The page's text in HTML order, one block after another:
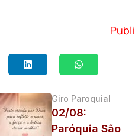
Giro Paroquial
02/08:
Paróquia São